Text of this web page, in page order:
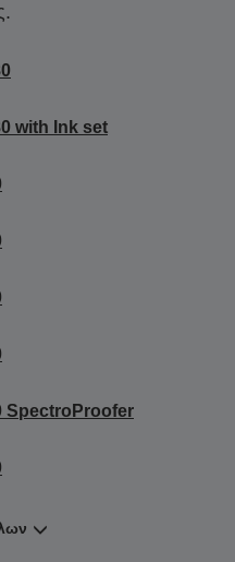
with Ink set
SpectroProofer